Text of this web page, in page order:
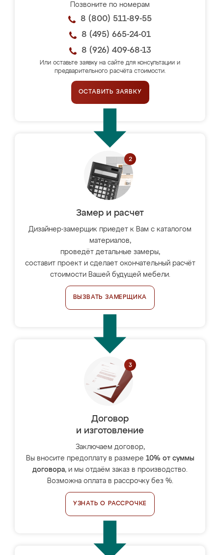
Позвоните по номерам
8 (800) 511-89-55
8 (495) 665-24-01
8 (926) 409-68-13
Или оставьте заявку на сайте для консультации и
предварительного расчёта стоимости.
ОСТАВИТЬ ЗАЯВКУ
Замер и расчет
Дизайнер-замерщик приедет к Вам с каталогом
материалов,
проведёт детальные замеры,
составит проект и сделает окончательный расчёт
стоимости Вашей будущей мебели.
ВЫЗВАТЬ ЗАМЕРЩИКА
Договор
и изготовление
Заключаем договор,
Вы вносите предоплату в размере 10% от суммы
договора, и мы отдаём заказ в производство.
Возможна оплата в рассрочку без %.
УЗНАТЬ О РАССРОЧКЕ